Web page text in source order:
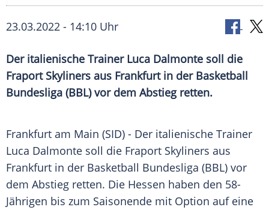
23.03.2022 - 14:10 Uhr
Der italienische Trainer Luca Dalmonte soll die
Fraport Skyliners aus Frankfurt in der Basketball
Bundesliga (BBL) vor dem Abstieg retten.
Frankfurt am Main (SID) - Der italienische Trainer
Luca Dalmonte soll die Fraport Skyliners aus
Frankfurt in der Basketball Bundesliga (BBL) vor
dem Abstieg retten. Die Hessen haben den 58-
Jährigen bis zum Saisonende mit Option auf eine